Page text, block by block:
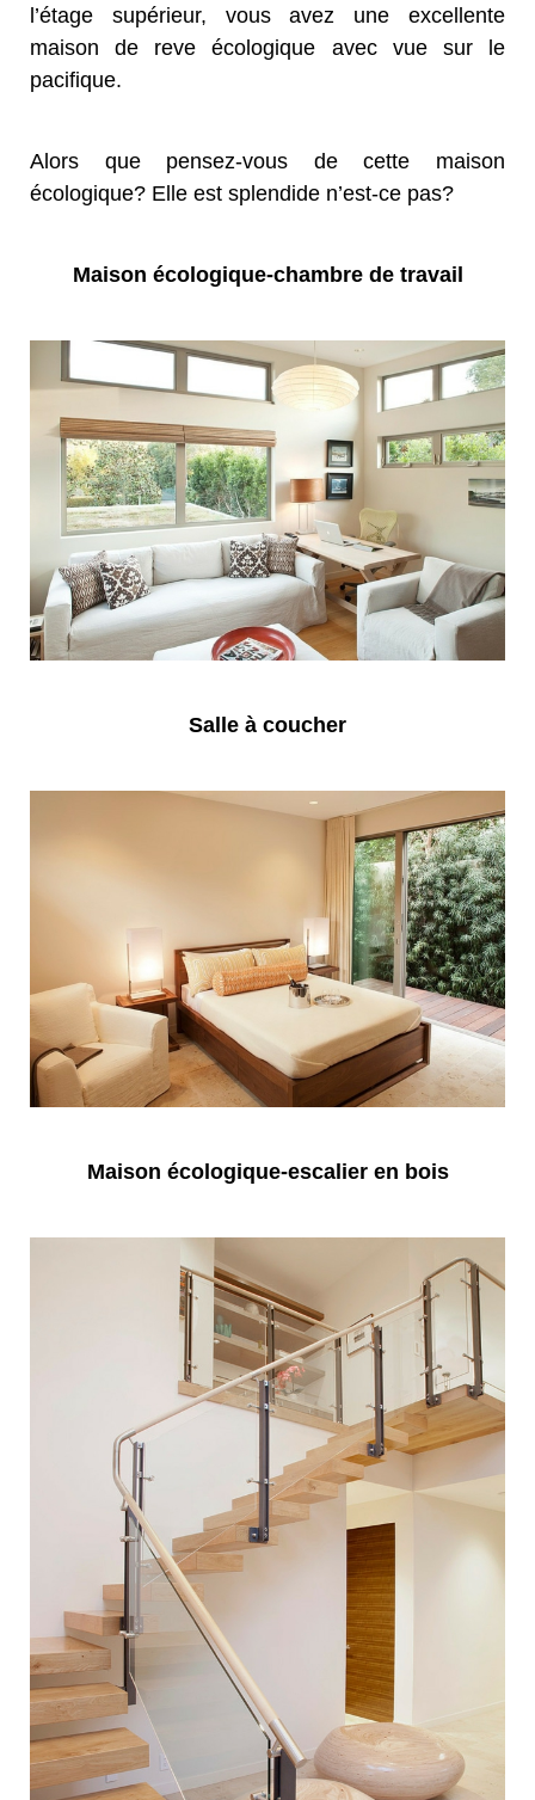
l’étage supérieur, vous avez une excellente
maison de reve écologique avec vue sur le
pacifique.
Alors que pensez-vous de cette maison
écologique? Elle est splendide n’est-ce pas?
Maison écologique-chambre de travail
Salle à coucher
Maison écologique-escalier en bois